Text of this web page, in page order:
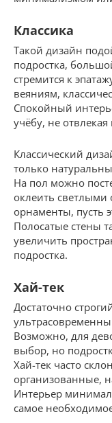
Классика
Такой дизайн
подростка,
стремится к
веяниям,
Спокойный
учёбу, не
Классический
только
На пол можно
оклеить светлыми
орнаменты, пусть
Полосатые стены
увеличить
подростка.
Хай-тек
Достаточно
Возможно, для
выбор, но
Хай-тек часто
организованные,
Интерьер
самое